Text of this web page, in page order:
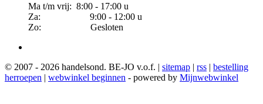
Ma t/m vrij: 8:00 - 17:00 u
Za: 9:00 - 12:00 u
Zo: Gesloten
© 2007 - 2026 handelsond. BE-JO v.o.f. | sitemap | rss | bestelling
herroepen | webwinkel beginnen - powered by Mijnwebwinkel